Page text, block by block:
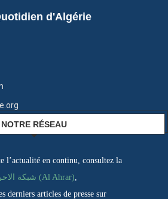
d'Algérie
NOTRE RÉSEAU
l’actualité en continu, consultez la
شبكة الاحرار (Al Ahrar)
derniers articles de presse sur